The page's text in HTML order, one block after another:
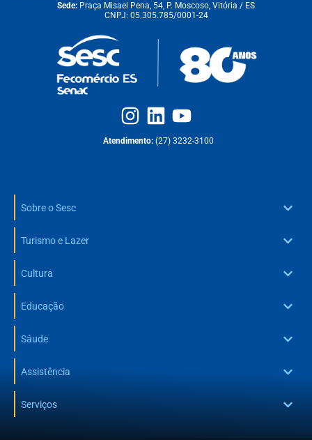
Sede: Praça Misael Pena, 54, P. Moscoso, Vitória / ES
CNPJ: 05.305.785/0001-24
Atendimento: (27) 3232-3100
Sobre o Sesc
Turismo e Lazer
Cultura
Educação
Sáude
Assistência
Serviços